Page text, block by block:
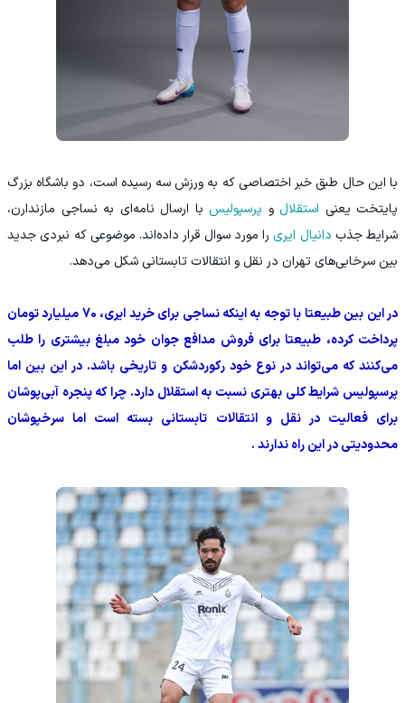
با این حال طبق خبر اختصاصی که به ورزش سه رسیده است، دو باشگاه بزرگ
پایتخت یعنی استقلال و پرسپولیس با ارسال نامه‌ای به نساجی مازندارن،
شرایط جذب دانیال ایریرا مورد سوال قرار داده‌اند. موضوعی که نبردی جدید
بین سرخابی‌های تهران در نقل و انتقالات تابستانی شکل می‌دهد.
در این بین طبیعتا با توجه به اینکه نساجی برای خرید ایری، 70 میلیارد تومان
پرداخت کرده، طبیعتا برای فروش مدافع جوان خود مبلغ بیشتری را طلب
می‌کنند که می‌تواند در نوع خود رکوردشکن و تاریخی باشد. در این بین اما
پرسپولیس شرایط کلی بهتری نسبت به استقلال دارد. چرا که پنجره آبی‌پوشان
برای فعالیت در نقل و انتقالات تابستانی بسته است اما سرخپوشان
محدودیتی در این راه ندارند .